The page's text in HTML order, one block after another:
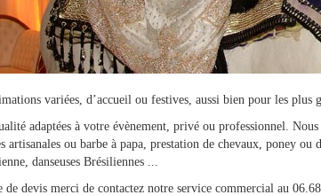
variées, d’accueil ou festives, aussi bien pour les plus
adaptées à votre évènement, privé ou professionnel.
artisanales ou barbe à papa, prestation de chevaux, poney
danseuses Brésiliennes ...
de devis merci de contactez notre service commercial au